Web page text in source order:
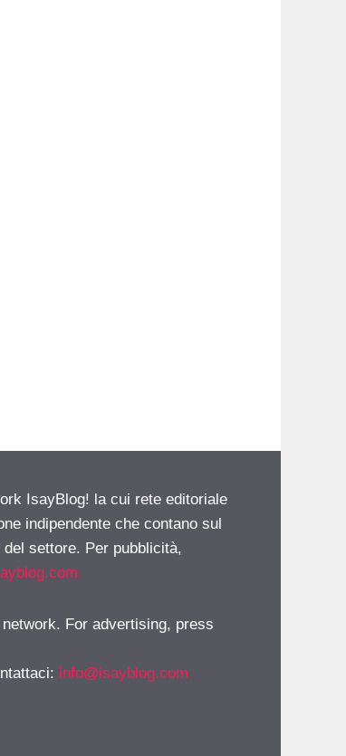
IsayBlog! la cui rete editoriale
indipendente che contano sul
settore. Per pubblicità,
For advertising, press
: info@isayblog.com